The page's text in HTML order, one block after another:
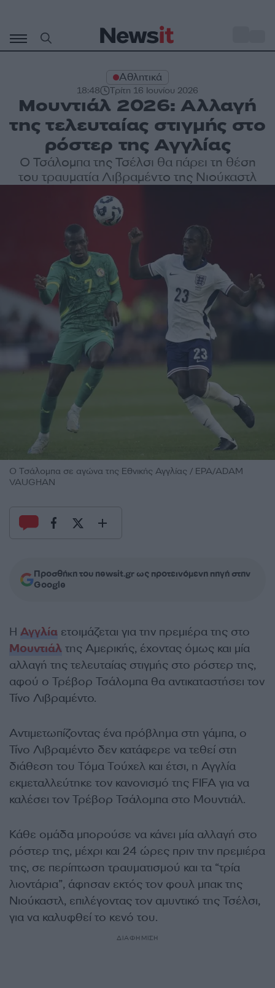
περιεχόμενο
Αθλητικά
18:48 Τρίτη 16 Ιουνίου 2026
Μουντιάλ 2026: Αλλαγή
της τελευταίας στιγμής στο
ρόστερ της Αγγλίας
Ο Τσάλομπα της Τσέλσι θα πάρει τη θέση
του τραυματία Λιβραμέντο της Νιούκαστλ
Ο Τσάλομπα σε αγώνα της Εθνικής Αγγλίας / EPA/ADAM
VAUGHAN
Προσθήκη του newsit.gr ως προτεινόμενη πηγή στην
Google
Η Αγγλία ετοιμάζεται για την πρεμιέρα της στο
Μουντιάλ της Αμερικής, έχοντας όμως και μία
αλλαγή της τελευταίας στιγμής στο ρόστερ της,
αφού ο Τρέβορ Τσάλομπα θα αντικαταστήσει τον
Τίνο Λιβραμέντο.
Αντιμετωπίζοντας ένα πρόβλημα στη γάμπα, ο
Τίνο Λιβραμέντο δεν κατάφερε να τεθεί στη
διάθεση του Τόμα Τούχελ και έτσι, η Αγγλία
εκμεταλλεύτηκε τον κανονισμό της FIFA για να
καλέσει τον Τρέβορ Τσάλομπα στο Μουντιάλ.
Κάθε ομάδα μπορούσε να κάνει μία αλλαγή στο
ρόστερ της, μέχρι και 24 ώρες πριν την πρεμιέρα
της, σε περίπτωση τραυματισμού και τα “τρία
λιοντάρια”, άφησαν εκτός τον φουλ μπακ της
Νιούκαστλ, επιλέγοντας τον αμυντικό της Τσέλσι,
για να καλυφθεί το κενό του.
ΔΙΑΦΗΜΙΣΗ